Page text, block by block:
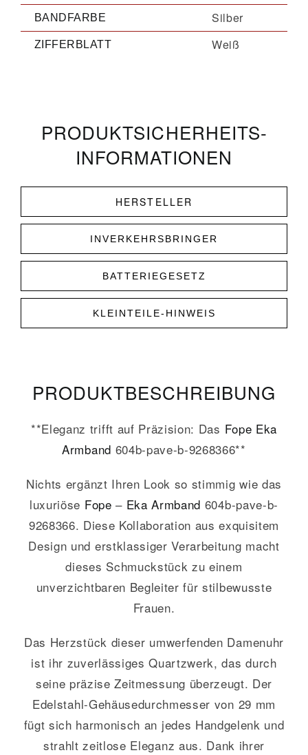
BANDFARBE Silber
ZIFFERBLATT Weiß
PRODUKT­­SICHERHEITS­
INFORMATIONEN
HERSTELLER
INVERKEHRSBRINGER
BATTERIEGESETZ
KLEINTEILE-HINWEIS
PRODUKT­­BESCHREIBUNG
**Eleganz trifft auf Präzision: Das Fope Eka
Armband 604b-pave-b-9268366**
Nichts ergänzt Ihren Look so stimmig wie das
luxuriöse Fope – Eka Armband 604b-pave-b-
9268366. Diese Kollaboration aus exquisitem
Design und erstklassiger Verarbeitung macht
dieses Schmuckstück zu einem
unverzichtbaren Begleiter für stilbewusste
Frauen.
Das Herzstück dieser umwerfenden Damenuhr
ist ihr zuverlässiges Quartzwerk, das durch
seine präzise Zeitmessung überzeugt. Der
Edelstahl-Gehäusedurchmesser von 29 mm
fügt sich harmonisch an jedes Handgelenk und
strahlt zeitlose Eleganz aus. Dank ihrer